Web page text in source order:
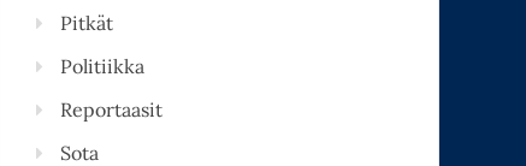
Pitkät
Politiikka
Reportaasit
Sota